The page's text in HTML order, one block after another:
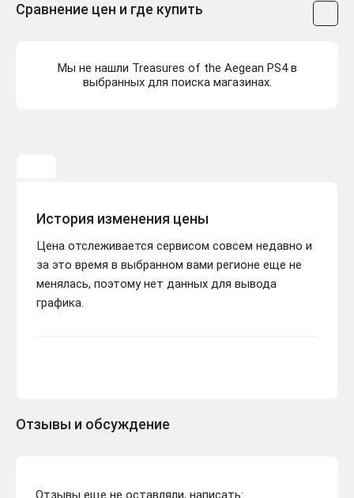
Сравнение цен и где купить
Мы не нашли Treasures of the Aegean PS4 в
выбранных для поиска магазинах.
История изменения цены
Цена отслеживается сервисом совсем недавно и
за это время в выбранном вами регионе еще не
менялась, поэтому нет данных для вывода
графика.
Отзывы и обсуждение
Отзывы еще не оставляли, написать: